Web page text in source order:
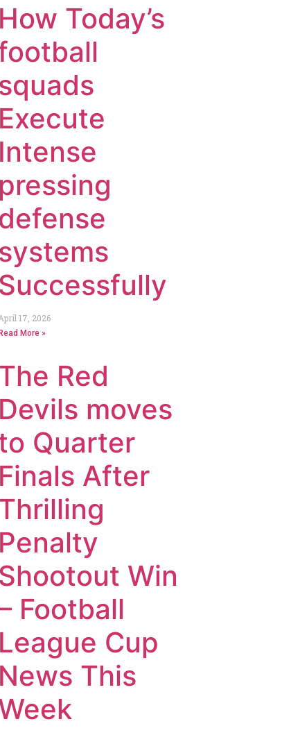
How Today’s
squads
Execute
Intense
pressing
defense
systems
Successfully
17, 2026
More »
Red
Devils moves
Quarter
Finals After
Penalty
Shootout Win
Football
League Cup
News This